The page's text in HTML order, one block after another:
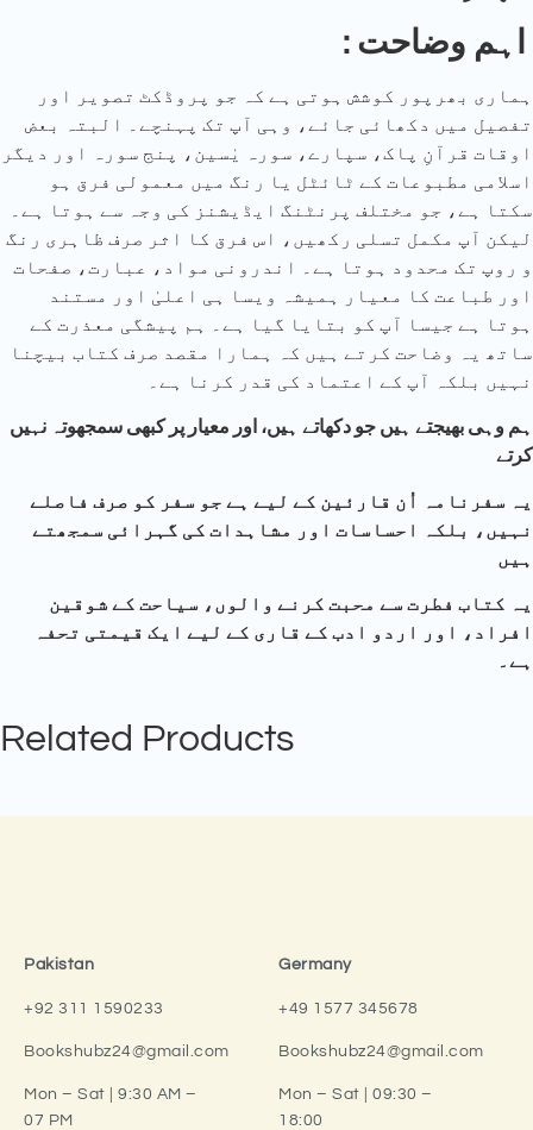
: اہم وضاحت
ہماری بھرپور کوشش ہوتی ہے کہ جو پروڈکٹ تصویر اور
تفصیل میں دکھائی جائے، وہی آپ تک پہنچے۔ البتہ بعض
اوقات قرآنِ پاک، سپارے، سورہ یٰسین، پنج سورہ اور دیگر
اسلامی مطبوعات کے ٹائٹل یا رنگ میں معمولی فرق ہو
سکتا ہے، جو مختلف پرنٹنگ ایڈیشنز کی وجہ سے ہوتا ہے۔
لیکن آپ مکمل تسلی رکھیں، اس فرق کا اثر صرف ظاہری رنگ
و روپ تک محدود ہوتا ہے۔ اندرونی مواد، عبارت، صفحات
اور طباعت کا معیار ہمیشہ ویسا ہی اعلیٰ اور مستند
ہوتا ہے جیسا آپ کو بتایا گیا ہے۔ ہم پیشگی معذرت کے
ساتھ یہ وضاحت کرتے ہیں کہ ہمارا مقصد صرف کتاب بیچنا
نہیں بلکہ آپ کے اعتماد کی قدر کرنا ہے۔
ہم وہی بھیجتے ہیں جو دکھاتے ہیں، اور معیار پر کبھی سمجھوتہ نہیں
کرتے
یہ سفرنامہ اُن قارئین کے لیے ہے جو سفر کو صرف فاصلے
نہیں، بلکہ احساسات اور مشاہدات کی گہرائی سمجھتے
ہیں
یہ کتاب فطرت سے محبت کرنے والوں، سیاحت کے شوقین
افراد، اور اردو ادب کے قاری کے لیے ایک قیمتی تحفہ
ہے۔
Related Products
Pakistan
+92 311 1590233
Bookshubz24@gmail.com
Mon – Sat | 9:30 AM –
07 PM
Germany
+49 1577 345678
Bookshubz24@gmail.com
Mon – Sat | 09:30 –
18:00